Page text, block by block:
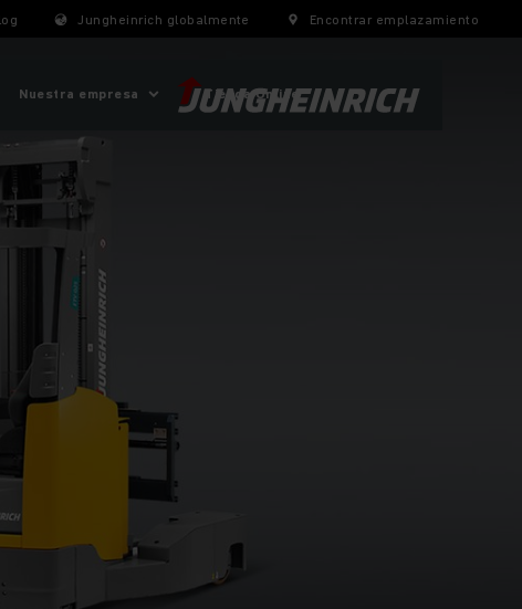
Jungheinrich globalmente Encontrar emplazamiento
Nuestra empresa Tienda Online